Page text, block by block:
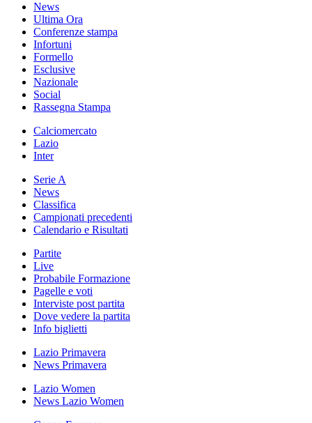
News
Ultima Ora
Conferenze stampa
Infortuni
Formello
Esclusive
Nazionale
Social
Rassegna Stampa
Calciomercato
Lazio
Inter
Serie A
News
Classifica
Campionati precedenti
Calendario e Risultati
Partite
Live
Probabile Formazione
Pagelle e voti
Interviste post partita
Dove vedere la partita
Info biglietti
Lazio Primavera
News Primavera
Lazio Women
News Lazio Women